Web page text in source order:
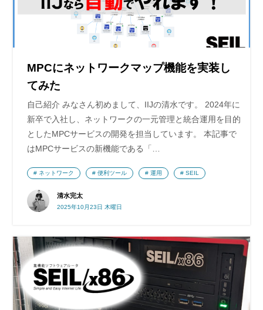
MPCにネットワークマップ機能を実装し
てみた
自己紹介 みなさん初めまして、IIJの清水です。 2024年に
新卒で入社し、ネットワークの一元管理と統合運用を目的
としたMPCサービスの開発を担当しています。 本記事で
はMPCサービスの新機能である「…
清水完太
2025年10月23日 木曜日
ネットワーク 便利ツール 運用 SEIL